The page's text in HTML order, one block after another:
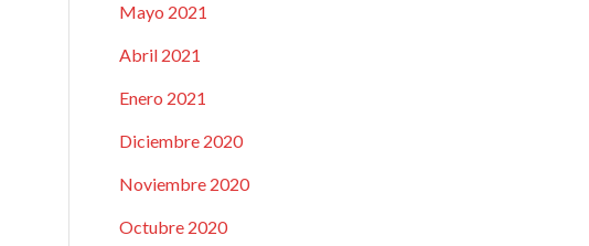
Mayo 2021
Abril 2021
Enero 2021
Diciembre 2020
Noviembre 2020
Octubre 2020